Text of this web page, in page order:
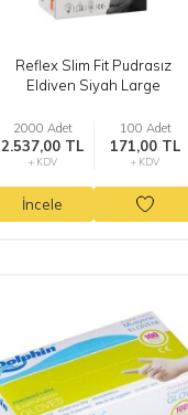
Reflex Slim Fit Pudrasız
Eldiven Siyah Large
2000 Adet
2.537,00 TL
+ KDV
100 Adet
171,00 TL
+ KDV
İncele